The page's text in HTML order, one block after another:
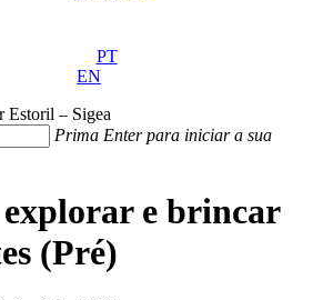
PT
EN
Prima Enter para iniciar a sua
explorar e brincar
(Pré)